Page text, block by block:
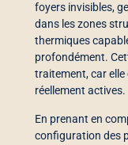
foyers invisibles,
dans les zones
thermiques
profondément.
traitement, car elle
réellement actives.
En prenant en
configuration des